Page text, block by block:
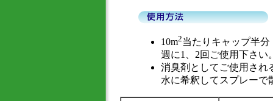
10m2当たりキャップ半分
週に1、2回ご使用下さい
消臭剤としてご使用され
水に希釈してスプレーで